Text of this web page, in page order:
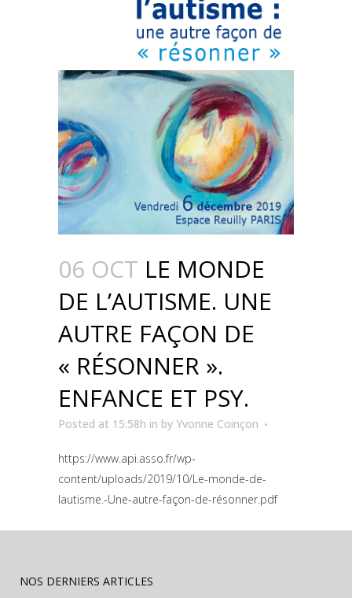
06 OCT LE MONDE
DE L’AUTISME. UNE
AUTRE FAÇON DE
« RÉSONNER ».
ENFANCE ET PSY.
Posted at 15:58h in by Yvonne Coinçon
https://www.api.asso.fr/wp-
content/uploads/2019/10/Le-monde-de-
lautisme.-Une-autre-façon-de-résonner.pdf
NOS DERNIERS ARTICLES